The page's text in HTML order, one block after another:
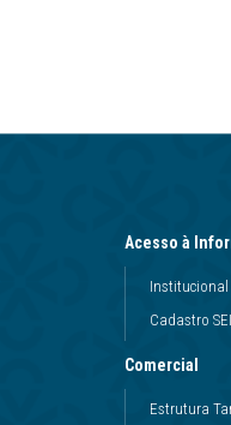
Acesso à
Institucional
Cadastro SEI
Comercial
Estrutura